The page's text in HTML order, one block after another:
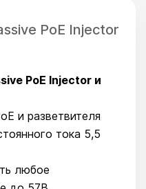
PoE Injector
PoE Injector и
и разветвителя
тока 5,5
любое